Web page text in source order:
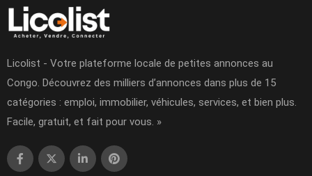
Licolist - Votre plateforme locale de petites annonces au
Congo. Découvrez des milliers d’annonces dans plus de 15
catégories : emploi, immobilier, véhicules, services, et bien plus.
Facile, gratuit, et fait pour vous. »